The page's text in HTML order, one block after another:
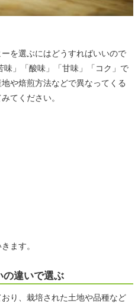
を選ぶにはどうすればいいので
味」「酸味」「甘味」「コク」で
や焙煎方法などで異なってくる
てください。
ます。
の違いで選ぶ
り、栽培された土地や品種など